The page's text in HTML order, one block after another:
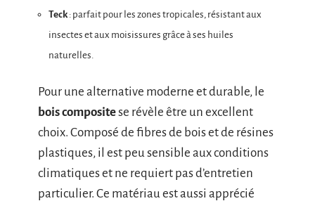
Teck: parfait pour les zones tropicales, résistant aux
insectes et aux moisissures grâce à ses huiles
naturelles.
Pour une alternative moderne et durable, le
bois compositese révèle être un excellent
choix. Composé de fibres de bois et de résines
plastiques, il est peu sensible aux conditions
climatiques et ne requiert pas d’entretien
particulier. Ce matériau est aussi apprécié